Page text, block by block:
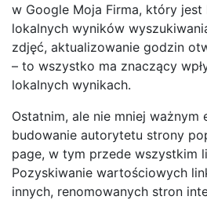
w Google Moja Firma, który
lokalnych wyników
zdjęć, aktualizowanie godzin
– to wszystko ma znaczący
lokalnych wynikach.
Ostatnim, ale nie mniej ważnym
budowanie autorytetu strony
page, w tym przede wszystkim
Pozyskiwanie wartościowych
innych, renomowanych stron